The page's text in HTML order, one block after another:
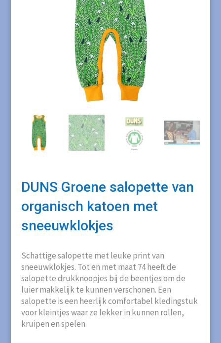
DUNS Groene salopette van
organisch katoen met
sneeuwklokjes
Schattige salopette met leuke print van
sneeuwklokjes. Tot en met maat 74 heeft de
salopette drukknoopjes bij de beentjes om de
luier makkelijk te kunnen verschonen. Een
salopette is een heerlijk comfortabel kledingstuk
voor kleintjes waar ze lekker in kunnen rollen,
kruipen en spelen.